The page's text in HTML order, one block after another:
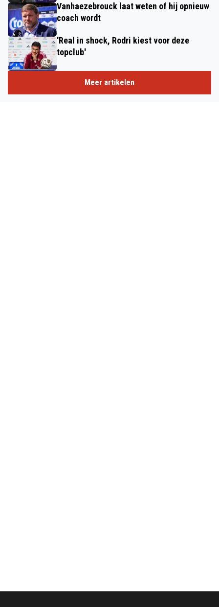
Vanhaezebrouck laat weten of hij opnieuw
coach wordt
'Real in shock, Rodri kiest voor deze
topclub'
Meer artikelen